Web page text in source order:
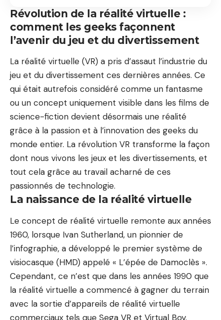
Révolution de la réalité virtuelle :
comment les geeks façonnent
l’avenir du jeu et du divertissement
La réalité virtuelle (VR) a pris d’assaut l’industrie du
jeu et du divertissement ces dernières années. Ce
qui était autrefois considéré comme un fantasme
ou un concept uniquement visible dans les films de
science-fiction devient désormais une réalité
grâce à la passion et à l’innovation des geeks du
monde entier. La révolution VR transforme la façon
dont nous vivons les jeux et les divertissements, et
tout cela grâce au travail acharné de ces
passionnés de technologie.
La naissance de la réalité virtuelle
Le concept de réalité virtuelle remonte aux années
1960, lorsque Ivan Sutherland, un pionnier de
l’infographie, a développé le premier système de
visiocasque (HMD) appelé « L’épée de Damoclès ».
Cependant, ce n’est que dans les années 1990 que
la réalité virtuelle a commencé à gagner du terrain
avec la sortie d’appareils de réalité virtuelle
commerciaux tels que Sega VR et Virtual Boy.